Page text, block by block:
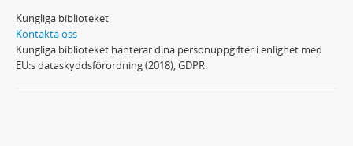
Kungliga biblioteket
Kontakta oss
Kungliga biblioteket hanterar dina personuppgifter i enlighet med
EU:s dataskyddsförordning (2018), GDPR.